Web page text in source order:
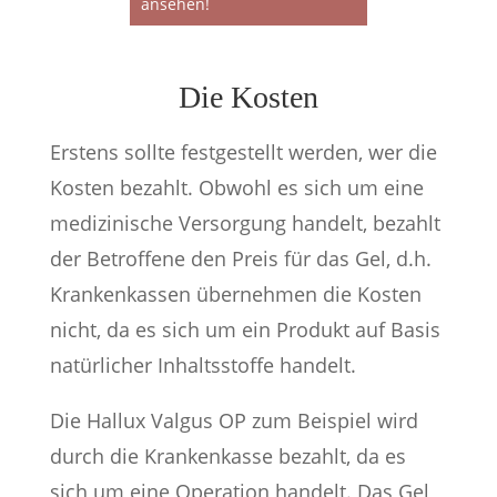
Die Kosten
Erstens sollte festgestellt werden, wer die
Kosten bezahlt. Obwohl es sich um eine
medizinische Versorgung handelt, bezahlt
der Betroffene den Preis für das Gel, d.h.
Krankenkassen übernehmen die Kosten
nicht, da es sich um ein Produkt auf Basis
natürlicher Inhaltsstoffe handelt.
Die Hallux Valgus OP zum Beispiel wird
durch die Krankenkasse bezahlt, da es
sich um eine Operation handelt. Das Gel